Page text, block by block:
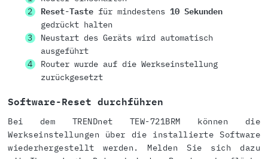
Reset-Tastefür mindestens 10 Sekunden
gedrückt halten
Neustart des Geräts wird automatisch
ausgeführt
Router wurde auf die Werkseinstellung
zurückgesetzt
Software-Reset durchführen
Bei dem TRENDnet TEW-721BRM können die
Werkseinstellungen über die installierte Software
wiederhergestellt werden. Melden Sie sich dazu